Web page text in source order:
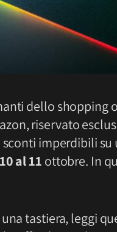
dello shopping
riservato
imperdibili su
10 al 11 ottobre. In
tastiera, leggi